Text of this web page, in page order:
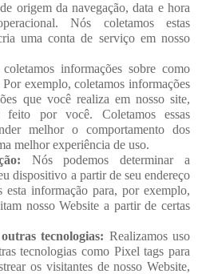
origem da navegação, data e hora
Nós coletamos estas
uma conta de serviço em nosso
informações sobre como
exemplo, coletamos informações
que você realiza em nosso site,
por você. Coletamos essas
melhor o comportamento dos
melhor experiência de uso.
Nós podemos determinar a
dispositivo a partir de seu endereço
esta informação para, por exemplo,
nosso Website a partir de certas
tecnologias: Realizamos uso
tecnologias como Pixel tags para
os visitantes de nosso Website,